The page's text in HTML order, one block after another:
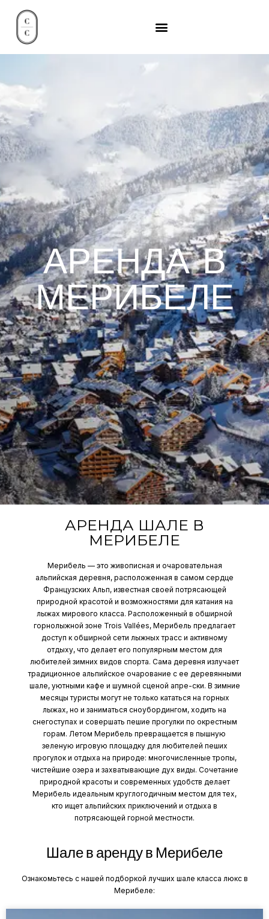
АРЕНДА В
МЕРИБЕЛЕ
АРЕНДА ШАЛЕ В
МЕРИБЕЛЕ
Мерибель — это живописная и очаровательная
альпийская деревня, расположенная в самом сердце
Французских Альп, известная своей потрясающей
природной красотой и возможностями для катания на
лыжах мирового класса. Расположенный в обширной
горнолыжной зоне Trois Vallées, Мерибель предлагает
доступ к обширной сети лыжных трасс и активному
отдыху, что делает его популярным местом для
любителей зимних видов спорта. Сама деревня излучает
традиционное альпийское очарование с ее деревянными
шале, уютными кафе и шумной сценой апре-ски. В зимние
месяцы туристы могут не только кататься на горных
лыжах, но и заниматься сноубордингом, ходить на
снегоступах и совершать пешие прогулки по окрестным
горам. Летом Мерибель превращается в пышную
зеленую игровую площадку для любителей пеших
прогулок и отдыха на природе: многочисленные тропы,
чистейшие озера и захватывающие дух виды. Сочетание
природной красоты и современных удобств делает
Мерибель идеальным круглогодичным местом для тех,
кто ищет альпийских приключений и отдыха в
потрясающей горной местности.
Шале в аренду в Мерибеле
Ознакомьтесь с нашей подборкой лучших шале класса люкс в
Мерибеле: